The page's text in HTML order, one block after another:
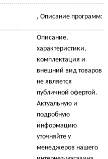
, Описание программ:
Описание,
характеристики,
комплектация и
внешний вид товаров
не является
публичной офертой.
Актуальную и
подробную
информацию
уточняйте у
менеджеров нашего